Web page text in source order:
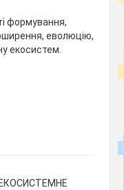
формування,
еволюцію,
екосистем.
ЕКОСИСТЕМНЕ